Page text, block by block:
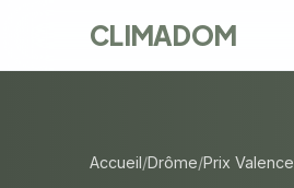
CLIMADOM
Accueil Drôme Prix Valence